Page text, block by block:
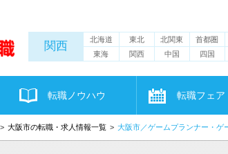
関西 北海道 東北 北関東 首都圏
東海
関西 中国 四国
転職ノウハウ 転職フェア
大阪市の転職・求人情報一覧 大阪市／ゲームプランナー・ゲ